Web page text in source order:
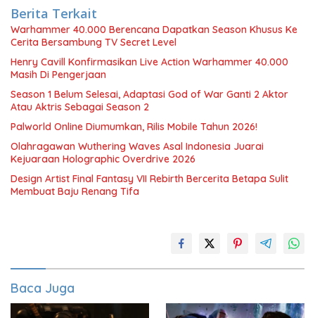
Berita Terkait
Warhammer 40.000 Berencana Dapatkan Season Khusus Ke
Cerita Bersambung TV Secret Level
Henry Cavill Konfirmasikan Live Action Warhammer 40.000
Masih Di Pengerjaan
Season 1 Belum Selesai, Adaptasi God of War Ganti 2 Aktor
Atau Aktris Sebagai Season 2
Palworld Online Diumumkan, Rilis Mobile Tahun 2026!
Olahragawan Wuthering Waves Asal Indonesia Juarai
Kejuaraan Holographic Overdrive 2026
Design Artist Final Fantasy VII Rebirth Bercerita Betapa Sulit
Membuat Baju Renang Tifa
Baca Juga